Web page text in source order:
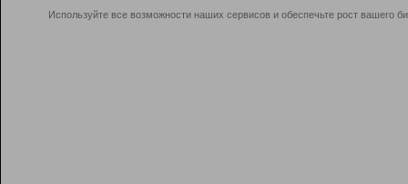
Используйте все возможности наших сервисов и обеспечьте рост вашего